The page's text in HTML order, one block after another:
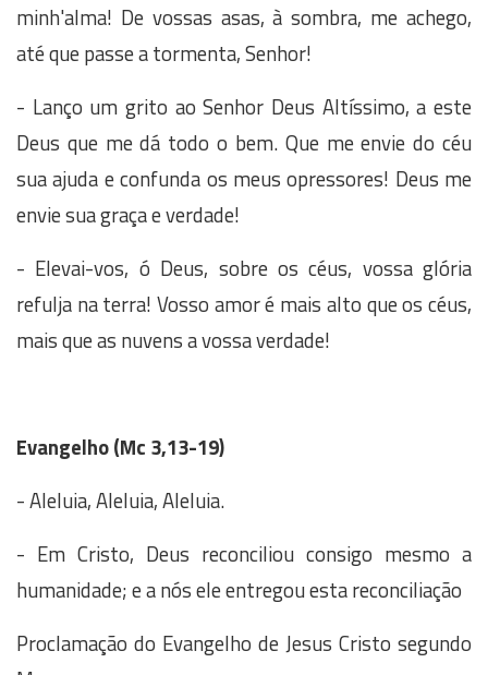
minh'alma! De vossas asas, à sombra, me achego,
até que passe a tormenta, Senhor!
- Lanço um grito ao Senhor Deus Altíssimo, a este
Deus que me dá todo o bem. Que me envie do céu
sua ajuda e confunda os meus opressores! Deus me
envie sua graça e verdade!
- Elevai-vos, ó Deus, sobre os céus, vossa glória
refulja na terra! Vosso amor é mais alto que os céus,
mais que as nuvens a vossa verdade!
Evangelho (Mc 3,13-19)
- Aleluia, Aleluia, Aleluia.
- Em Cristo, Deus reconciliou consigo mesmo a
humanidade; e a nós ele entregou esta reconciliação
Proclamação do Evangelho de Jesus Cristo segundo